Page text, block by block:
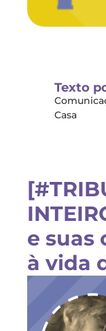
Texto
Casa
e suas
à vida